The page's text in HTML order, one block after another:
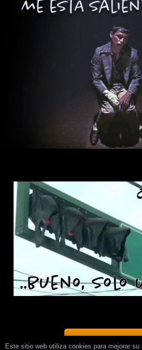
MÁS ORDÓ-
Este sitio web utiliza cookies para mejorar su